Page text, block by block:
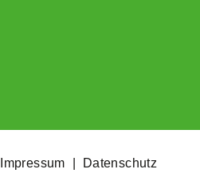
Impressum | Datenschutz